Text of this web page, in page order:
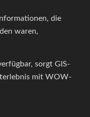
die
waren,
sorgt GIS-
mit WOW-